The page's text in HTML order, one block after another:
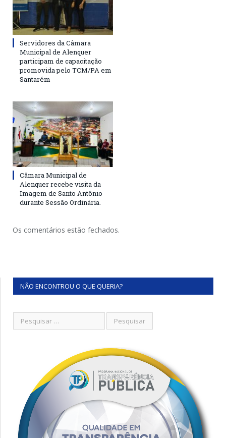
Servidores da Câmara
Municipal de Alenquer
participam de capacitação
promovida pelo TCM/PA em
Santarém
Câmara Municipal de
Alenquer recebe visita da
Imagem de Santo Antônio
durante Sessão Ordinária.
Os comentários estão fechados.
NÃO ENCONTROU O QUE QUERIA?